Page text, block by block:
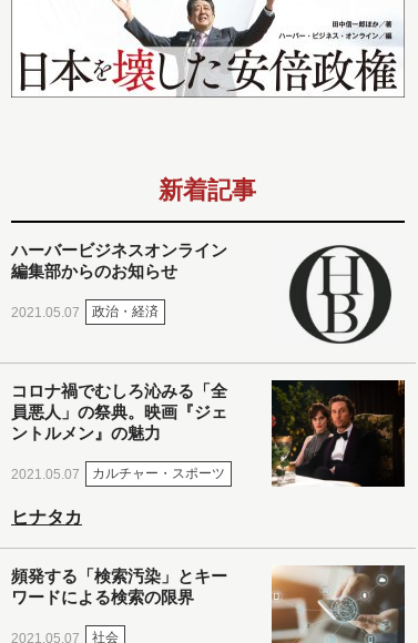
新着記事
ハーバービジネスオンライン
編集部からのお知らせ
2021.05.07 政治・経済
コロナ禍でむしろ沁みる「全
員悪人」の祭典。映画『ジェ
ントルメン』の魅力
2021.05.07 カルチャー・スポーツ
ヒナタカ
頻発する「検索汚染」とキー
ワードによる検索の限界
2021.05.07 社会